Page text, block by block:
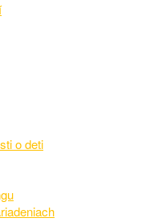
o deti